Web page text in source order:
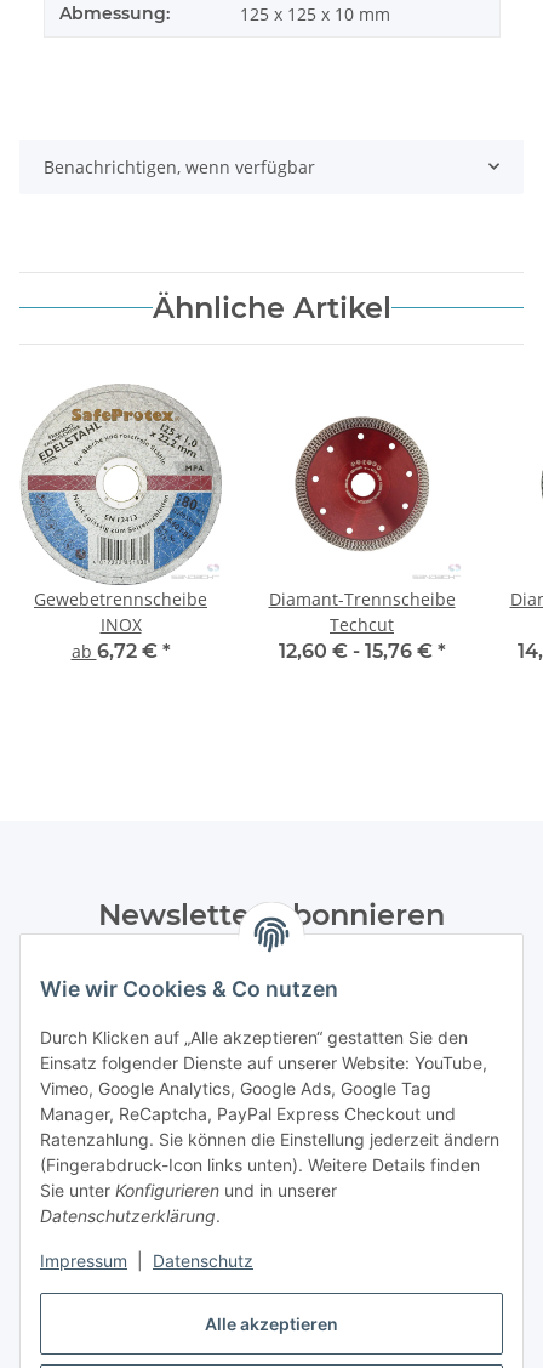
Alle akzeptieren
Wie wir Cookies & Co nutzen
Durch Klicken auf „Alle akzeptieren“ gestatten Sie den
Einsatz folgender Dienste auf unserer Website: YouTube,
Vimeo, Google Analytics, Google Ads, Google Tag
Manager, ReCaptcha, PayPal Express Checkout und
Ratenzahlung. Sie können die Einstellung jederzeit ändern
(Fingerabdruck-Icon links unten). Weitere Details finden
Sie unter Konfigurieren und in unserer
Datenschutzerklärung.
Impressum Datenschutz
Abmessung: 125 x 125 x 10 mm
Benachrichtigen, wenn verfügbar
Ähnliche Artikel
Gewebetrennscheibe
INOX
ab 6,72 € *
Diamant-Trennscheibe
Techcut
12,60 € - 15,76 € *
Newsletter Abonnieren
Datenschutzerklärungregelmäßig und jederzeit widerruflich
Abonnieren
Informationen
Gesetzliche Informationen
Vertrag widerrufen